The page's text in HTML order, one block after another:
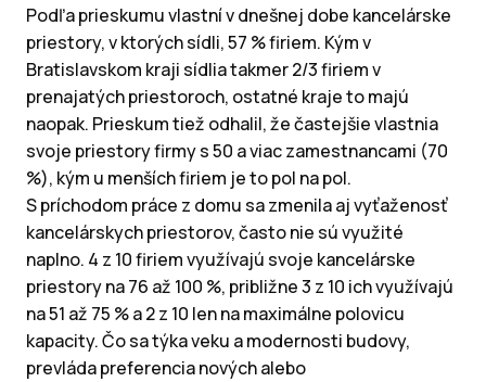
Podľa prieskumu vlastní v dnešnej dobe kancelárske
priestory, v ktorých sídli, 57 % firiem. Kým v
Bratislavskom kraji sídlia takmer 2/3 firiem v
prenajatých priestoroch, ostatné kraje to majú
naopak. Prieskum tiež odhalil, že častejšie vlastnia
svoje priestory firmy s 50 a viac zamestnancami (70
%), kým u menších firiem je to pol na pol.
S príchodom práce z domu sa zmenila aj vyťaženosť
kancelárskych priestorov, často nie sú využité
naplno. 4 z 10 firiem využívajú svoje kancelárske
priestory na 76 až 100 %, približne 3 z 10 ich využívajú
na 51 až 75 % a 2 z 10 len na maximálne polovicu
kapacity. Čo sa týka veku a modernosti budovy,
prevláda preferencia nových alebo